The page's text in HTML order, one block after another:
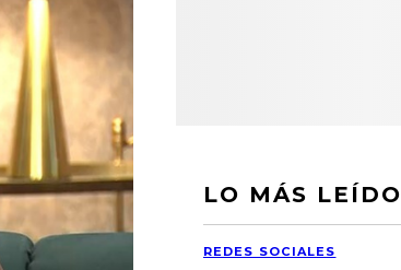
LO MÁS LEÍDO
REDES SOCIALES